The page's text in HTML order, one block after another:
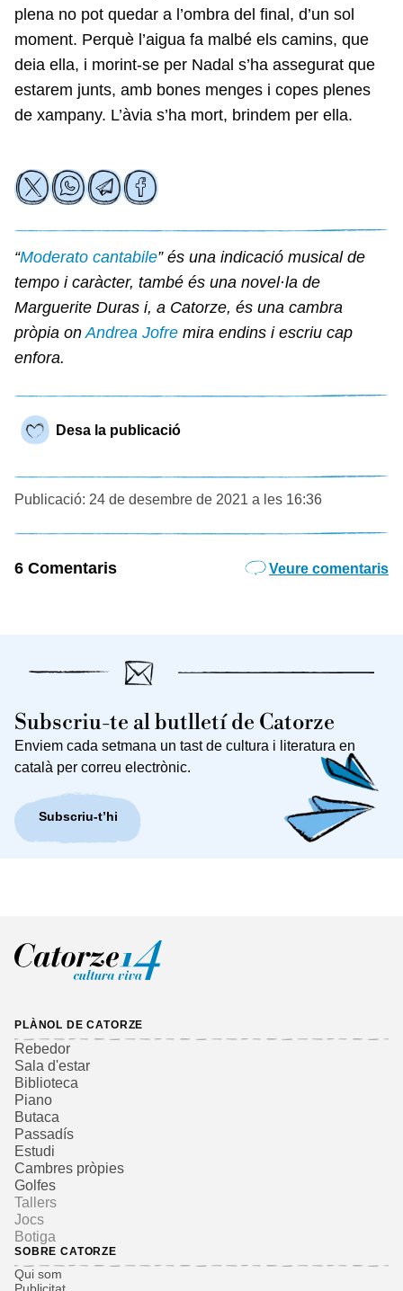
plena no pot quedar a l’ombra del final, d’un sol
moment. Perquè l’aigua fa malbé els camins, que
deia ella, i morint-se per Nadal s’ha assegurat que
estarem junts, amb bones menges i copes plenes
de xampany. L’àvia s’ha mort, brindem per ella.
“Moderato cantabile” és una indicació musical de
tempo i caràcter, també és una novel·la de
Marguerite Duras i, a Catorze, és una cambra
pròpia onAndrea Jofre mira endins i escriu cap
enfora.
Desa la publicació
Publicació: 24 de desembre de 2021 a les 16:36
6 Comentaris Veure comentaris
Subscriu-te al butlletí de Catorze
Enviem cada setmana un tast de cultura i literatura en
català per correu electrònic.
Subscriu-t’hi
PLÀNOL DE CATORZE
Rebedor
Sala d'estar
Biblioteca
Piano
Butaca
Passadís
Estudi
Cambres pròpies
Golfes
Tallers
Jocs
Botiga
SOBRE CATORZE
Qui som